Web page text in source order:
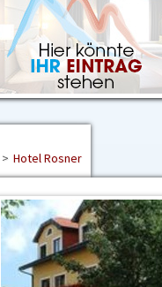
> Hotel Rosner